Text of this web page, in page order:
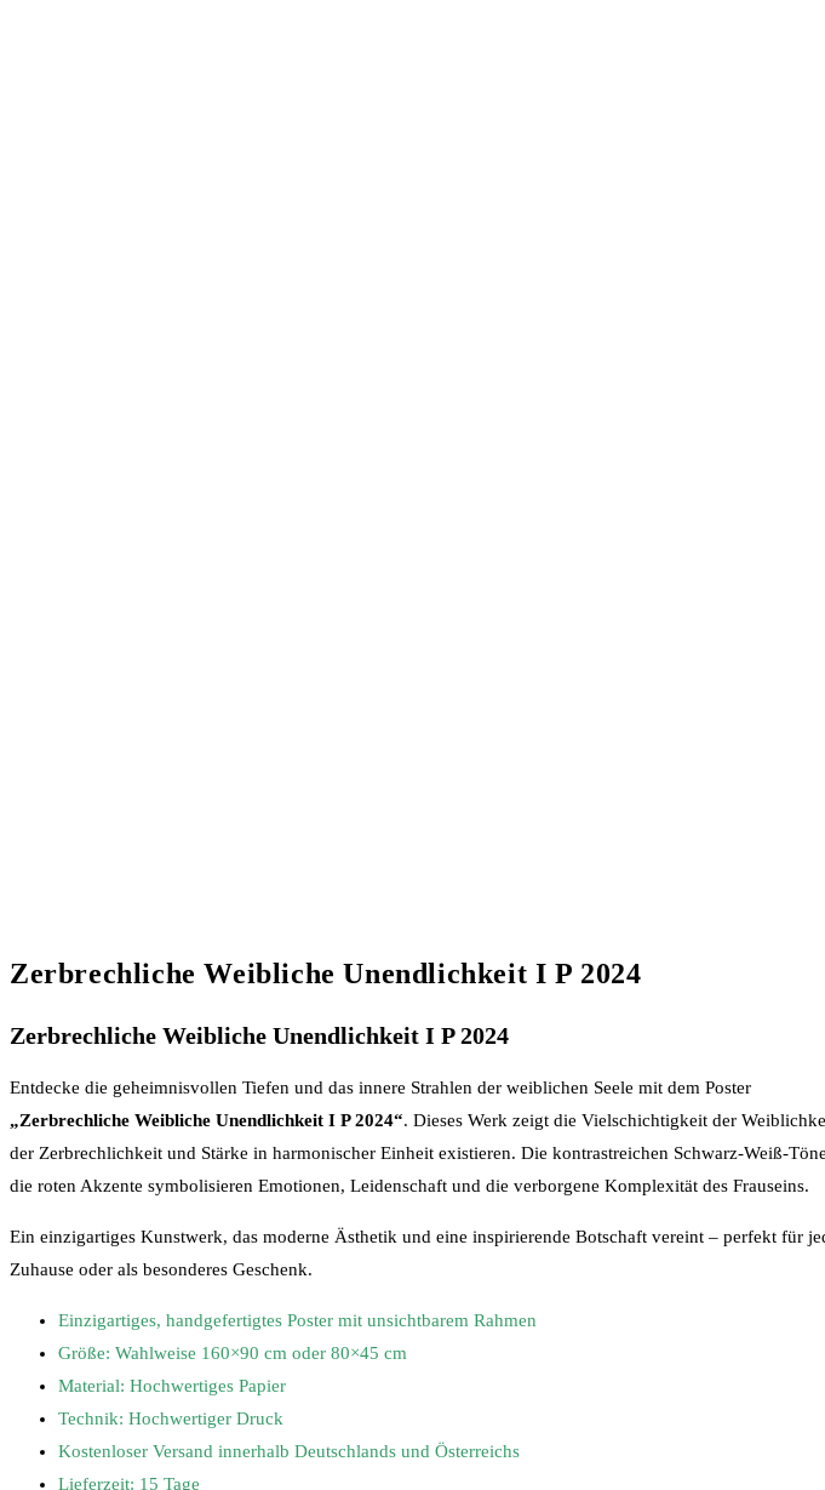
Zerbrechliche Weibliche Unendlichkeit I P 2024
Zerbrechliche Weibliche Unendlichkeit I P 2024
Entdecke die geheimnisvollen Tiefen und das innere Strahlen der weiblichen Seele mit dem Poster
„Zerbrechliche Weibliche Unendlichkeit I P 2024“. Dieses Werk zeigt die Vielschichtigkeit der
der Zerbrechlichkeit und Stärke in harmonischer Einheit existieren. Die kontrastreichen Schwarz-Weiß-
die roten Akzente symbolisieren Emotionen, Leidenschaft und die verborgene Komplexität des Frauseins.
Ein einzigartiges Kunstwerk, das moderne Ästhetik und eine inspirierende Botschaft vereint – perfekt für
Zuhause oder als besonderes Geschenk.
Einzigartiges, handgefertigtes Poster mit unsichtbarem Rahmen
Größe: Wahlweise 160×90 cm oder 80×45 cm
Material: Hochwertiges Papier
Technik: Hochwertiger Druck
Kostenloser Versand innerhalb Deutschlands und Österreichs
Lieferzeit: 15 Tage